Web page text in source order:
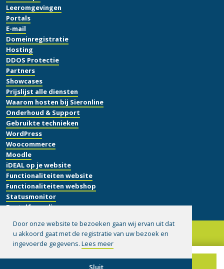
Door onze website te bezoeken gaan wij ervan uit dat
u akkoord gaat met de registratie van uw bezoek en
ingevoerde gegevens. Lees meer
Sluit
Filter projecten
Leeromgevingen
Portals
E-mail
Domeinregistratie
Hosting
DDOS Protectie
Partners
Showcases
Prijslijst alle diensten
Waarom hosten bij Sieronline
Onderhoud & Support
Gebruikte technieken
WordPress
Woocommerce
Moodle
iDEAL op je website
Functionaliteiten website
Functionaliteiten webshop
Statusmonitor
Bestelformulier
© 1999-2026 Sieronline B.V. | Algemene voorwaarden
Disclaimer